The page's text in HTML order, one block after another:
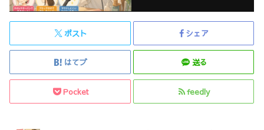
ポスト シェア
はてブ 送る
Pocket feedly